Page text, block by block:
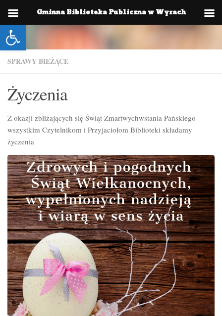
Otwórz pasek narzędzi
Skip to content
SPRAWY BIEŻĄCE
Życzenia
Z okazji zbliżających się Świąt Zmartwychwstania Pańskiego
wszystkim Czytelnikom i Przyjaciołom Biblioteki składamy
życzenia
Gminna Biblioteka Publiczna w Wyrach